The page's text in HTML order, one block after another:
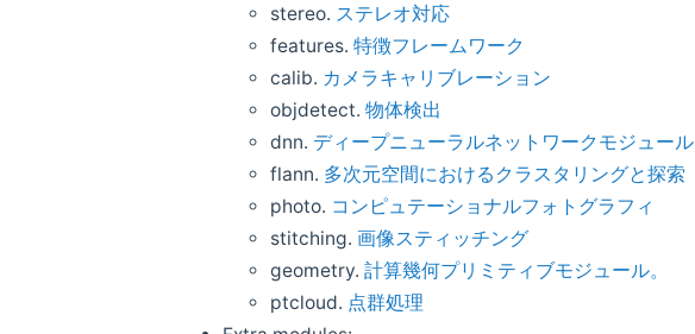
stereo. ステレオ対応
features. 特徴フレームワーク
calib. カメラキャリブレーション
objdetect. 物体検出
dnn. ディープニューラルネットワークモジュール
flann. 多次元空間におけるクラスタリングと探索
photo. コンピュテーショナルフォトグラフィ
stitching. 画像スティッチング
geometry. 計算幾何プリミティブモジュール。
ptcloud. 点群処理